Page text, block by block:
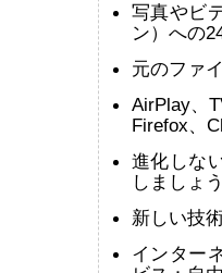
写真やビ
ン）への
元のファ
AirPlay、
Firefox、
進化しな
しましょう
新しい技
インター